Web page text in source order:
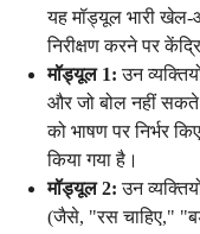
यह मॉड्यूल भारी खेल-
निरीक्षण करने पर
मॉड्यूल 1: उन
और जो बोल नहीं सकते
को भाषण पर निर्भर
किया गया है।
मॉड्यूल 2: उन
(जैसे, "रस चाहिए,"